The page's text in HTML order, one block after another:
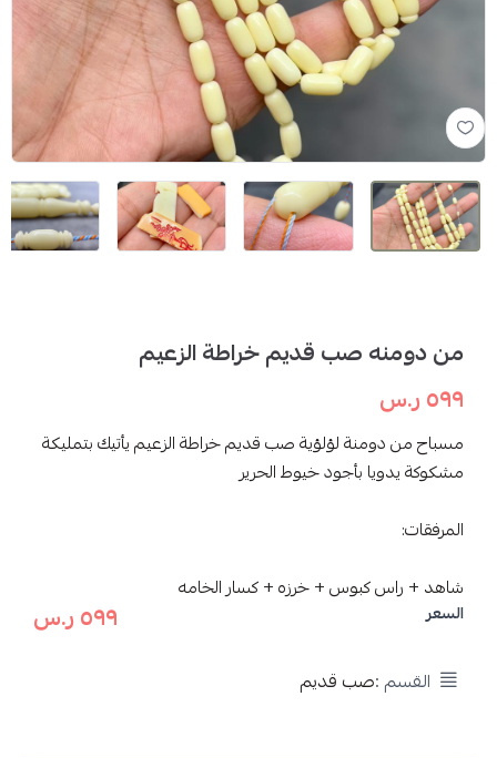
من دومنه صب قديم خراطة الزعيم
٥٩٩ ر.س
مسباح من دومنة لؤلؤية صب قديم خراطة الزعيم يأتيك بتمليكة
مشكوكة يدويا بأجود خيوط الحرير
المرفقات:
شاهد + راس كبوس + خرزه + كسار الخامه
السعر ٥٩٩ ر.س
القسم :صب قديم